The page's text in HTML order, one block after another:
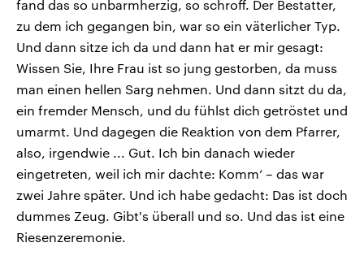
fand das so unbarmherzig, so schroff. Der Bestatter,
zu dem ich gegangen bin, war so ein väterlicher Typ.
Und dann sitze ich da und dann hat er mir gesagt:
Wissen Sie, Ihre Frau ist so jung gestorben, da muss
man einen hellen Sarg nehmen. Und dann sitzt du da,
ein fremder Mensch, und du fühlst dich getröstet und
umarmt. Und dagegen die Reaktion von dem Pfarrer,
also, irgendwie ... Gut. Ich bin danach wieder
eingetreten, weil ich mir dachte: Komm‘ – das war
zwei Jahre später. Und ich habe gedacht: Das ist doch
dummes Zeug. Gibt's überall und so. Und das ist eine
Riesenzeremonie.